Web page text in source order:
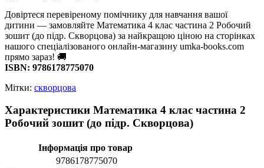
Довіртеся перевіреному помічнику для навчання вашої
дитини — замовляйте Математика 4 клас частина 2 Робочий
зошит (до підр. Скворцова) за найкращою ціною на сторінках
нашого спеціалізованого онлайн-магазину umka-books.com
прямо зараз! 🚚
ISBN: 9786178775070
Мітки: скворцова
Характеристики Математика 4 клас частина 2
Робочий зошит (до підр. Скворцова)
Інформація про товар
9786178775070